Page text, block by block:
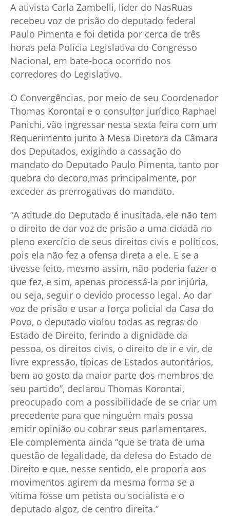
A ativista Carla Zambelli, líder do NasRuas
recebeu voz de prisão do deputado federal
Paulo Pimenta e foi detida por cerca de três
horas pela Polícia Legislativa do Congresso
Nacional, em bate-boca ocorrido nos
corredores do Legislativo.
O Convergências, por meio de seu Coordenador
Thomas Korontai e o consultor jurídico Raphael
Panichi, vão ingressar nesta sexta feira com um
Requerimento junto à Mesa Diretora da Câmara
dos Deputados, exigindo a cassação do
mandato do Deputado Paulo Pimenta, tanto por
quebra do decoro,mas principalmente, por
exceder as prerrogativas do mandato.
“A atitude do Deputado é inusitada, ele não tem
o direito de dar voz de prisão a uma cidadã no
pleno exercício de seus direitos civis e políticos,
pois ela não fez a ofensa direta a ele. E se a
tivesse feito, mesmo assim, não poderia fazer o
que fez, e sim, apenas processá-la por injúria,
ou seja, seguir o devido processo legal. Ao dar
voz de prisão e usar a força policial da Casa do
Povo, o deputado violou todas as regras do
Estado de Direito, ferindo a dignidade da
pessoa, os direitos civis, o direito de ir e vir, de
livre expressão, típicas de Estados autoritários,
bem ao gosto da maior parte dos membros de
seu partido”, declarou Thomas Korontai,
preocupado com a possibilidade de se criar um
precedente para que ninguém mais possa
emitir opinião ou cobrar seus parlamentares.
Ele complementa ainda “que se trata de uma
questão de legalidade, da defesa do Estado de
Direito e que, nesse sentido, ele proporia aos
movimentos agirem da mesma forma se a
vítima fosse um petista ou socialista e o
deputado algoz, de centro direita.”